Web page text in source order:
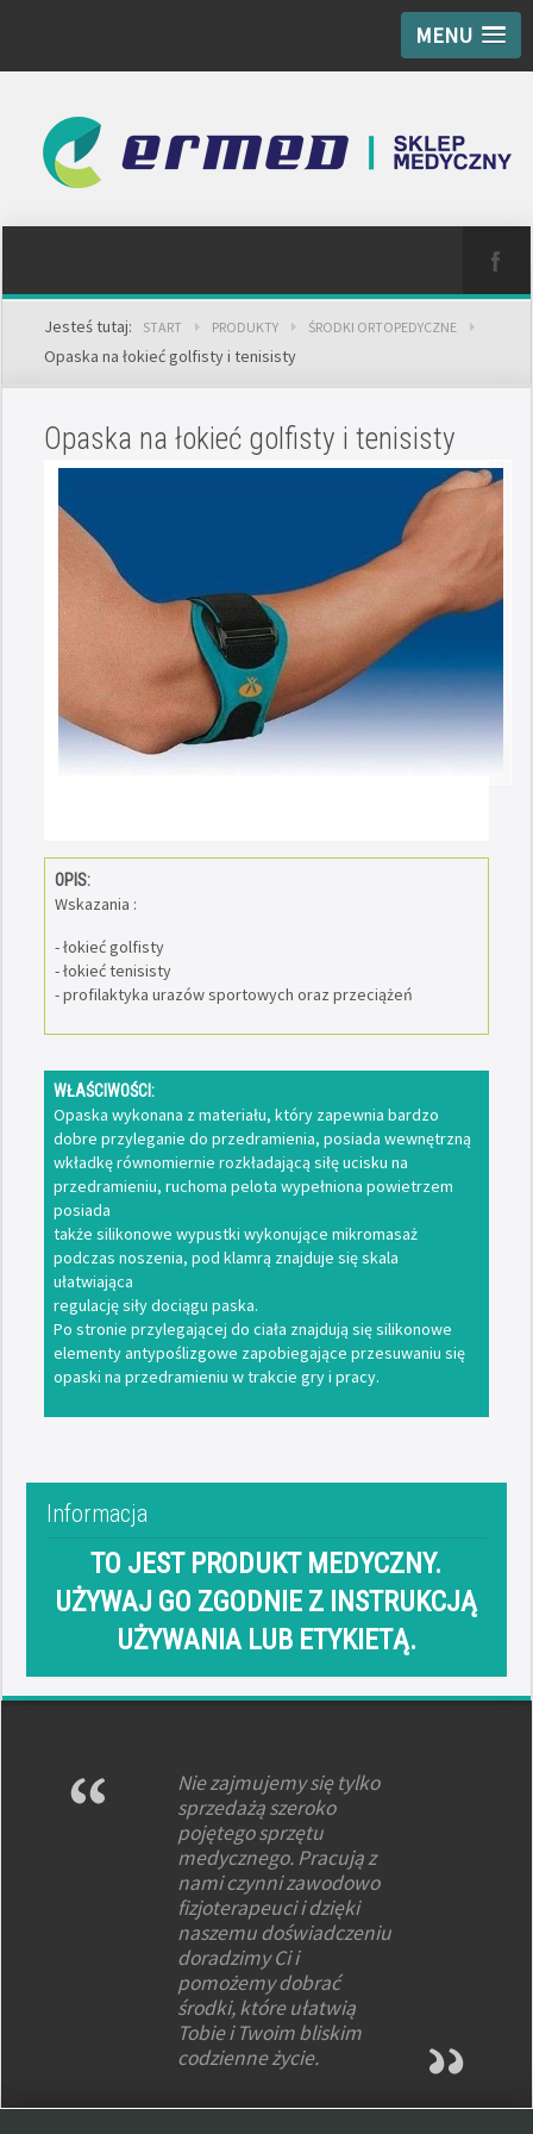
MENU
Jesteś tutaj: START PRODUKTY ŚRODKI ORTOPEDYCZNE
Opaska na łokieć golfisty i tenisisty
Opaska na łokieć golfisty i tenisisty
OPIS:
Wskazania :
- łokieć golfisty
- łokieć tenisisty
- profilaktyka urazów sportowych oraz przeciążeń
WŁAŚCIWOŚCI:
Opaska wykonana z materiału, który zapewnia bardzo
dobre przyleganie do przedramienia, posiada wewnętrzną
wkładkę równomiernie rozkładającą siłę ucisku na
przedramieniu, ruchoma pelota wypełniona powietrzem
posiada
także silikonowe wypustki wykonujące mikromasaż
podczas noszenia, pod klamrą znajduje się skala
ułatwiająca
regulację siły dociągu paska.
Po stronie przylegającej do ciała znajdują się silikonowe
elementy antypoślizgowe zapobiegające przesuwaniu się
opaski na przedramieniu w trakcie gry i pracy.
Informacja
TO JEST PRODUKT MEDYCZNY.
UŻYWAJ GO ZGODNIE Z INSTRUKCJĄ
UŻYWANIA LUB ETYKIETĄ.
Nie zajmujemy się tylko
sprzedażą szeroko
pojętego sprzętu
medycznego. Pracują z
nami czynni zawodowo
fizjoterapeuci i dzięki
naszemu doświadczeniu
doradzimy Ci i
pomożemy dobrać
środki, które ułatwią
Tobie i Twoim bliskim
codzienne życie.